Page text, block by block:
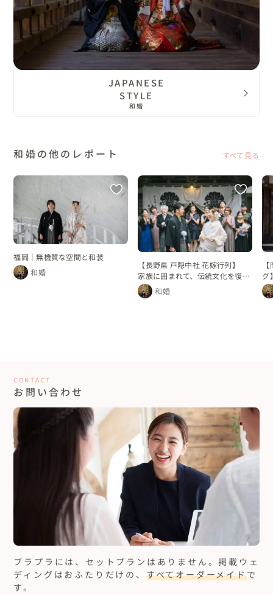
JAPANESE
STYLE
和婚
和婚の他のレポート すべて見る
福岡｜無機質な空間と和装
和婚
【長野県 戸隠中社 花嫁行列】
家族に囲まれて、伝統文化を復活
させた花嫁行列
和婚
グ
れ
CONTACT
お問い合わせ
ブラプラには、セットプランはありません。掲載ウェ
ディングはおふたりだけの、 すべてオーダーメイドで
す。